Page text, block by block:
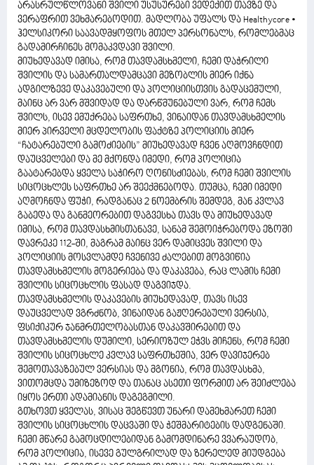
არასრულწლოვანი შვილი უსუსურები ვედექით თავზე და
ვერაფრით ვეხმარებოდით. მადლობა უფალს და Healthycore •
ჰელსიკორი საავადმყოფოს მთელ პერსონალს, რომლებმაც
გადამირჩინეს მომაკვდავი შვილი.
მიუხედავად იმისა, რომ თავდამსხმელი, ჩემი დაჭრილი
შვილის და სამართალდამცავი მეზობლის მიერ იქნა
ადგილზევე დაკავებული და პოლიციისთვის გადაცემული,
მაინც არ ვარ მშვიდად და დარწმუნებული ვარ, რომ ჩემს
შვილს, ისევ ემუქრება საფრთხე, ვინაიდან თავდამსხმელის
მიერ პირველი მცდელობის ფაქტზე პოლიციის მიერ
“ჩატარებული გამოძიების” მიუხედავად ჩვენ აღმოვჩნდით
დაუცველები და მე მქონდა იმედი, რომ პოლიცია
გაატარებდა ყველა საჭირო ღონისძიებას, რომ ჩემი შვილის
სიცოცხლეს საფრთხე არ შეექმნებოდა. თუმცა, ჩემი იმედი
აღმოჩნდა ფუჭი, რადგანაც 2 ნოემბრის შემდეგ, მან კვლავ
გაბედა და განმეორებით დაგვესხა თავს და მიუხედავად
იმისა, რომ თავდასხმისთანავე, სანამ შემოიჭრებოდა ეზოში
დავრეკე 112-ში, მაგრამ მაინც ვერ დამიცვეს შვილი და
პოლიციის მოსვლამდე ჩვენივე ძალებით მოგვიწია
თავდამსხმელის მოგერიება და დაკავება, რაც ლამის ჩემი
შვილის სიცოცხლის ფასად დაგვიჯდა.
თავდამსხმელის დაკავების მიუხედავად, თავს ისევ
დაუცველად ვგრძნობ, ვინაიდან გაჟღერებული ვერსია,
ფსიქიკურ ჯანმრთელობასთან დაკავშირებით და
თავდამსხმელის დუმილი, სერიოზულ ეჭვს მიჩენს, რომ ჩემი
შვილის სიცოცხლე კვლავ საფრთხეშია, ვერ დავიჯერებ
შემოთავაზებულ ვერსიას და მგონია, რომ თავდასხმა,
ვითომცდა უმიზეზოდ და თანაც ასეთი ფორმით არ შეიძლება
იყოს ერთი ადამიანის დაგეგმილი.
გთხოვთ ყველას, ვისაც შეგწევთ უნარი დამეხმარეთ ჩემი
შვილის სიცოცხლის დაცვაში და ჭეშმარიტების დადგენაში.
ჩემი მწარე გამოცდილებიდან გამომდინარე ვვარაუდობ,
რომ პოლიცია, ისევე გულგრილად და ზერელედ მიუდგება